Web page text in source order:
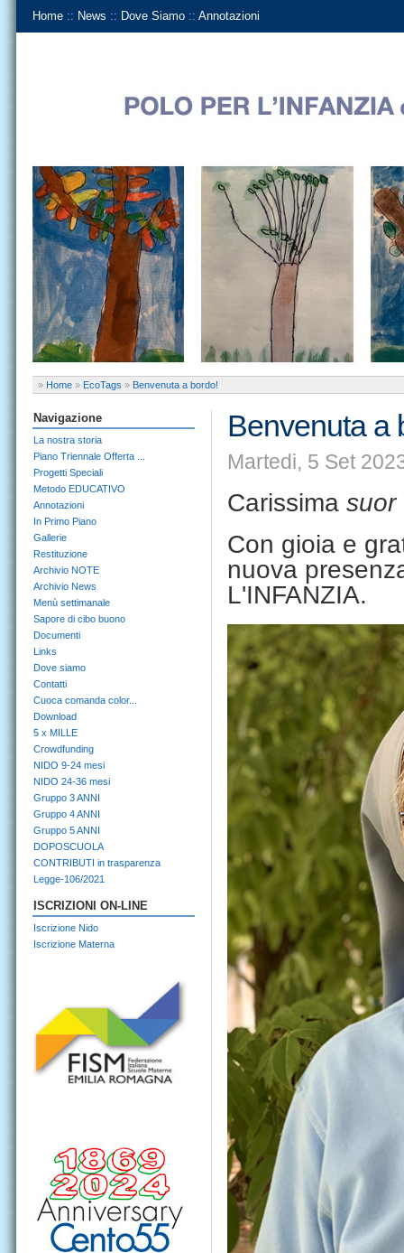
Home :: News :: Dove Siamo :: Annotazioni
» Home » EcoTags » Benvenuta a bordo!
Benvenuta a
Martedi, 5 Set
Carissima suor
Con gioia e
nuova
L'INFANZIA.
Navigazione
La nostra storia
Piano Triennale Offerta ...
Progetti Speciali
Metodo EDUCATIVO
Annotazioni
In Primo Piano
Gallerie
Restituzione
Archivio NOTE
Archivio News
Menù settimanale
Sapore di cibo buono
Documenti
Links
Dove siamo
Contatti
Cuoca comanda color...
Download
5 x MILLE
Crowdfunding
NIDO 9-24 mesi
NIDO 24-36 mesi
Gruppo 3 ANNI
Gruppo 4 ANNI
Gruppo 5 ANNI
DOPOSCUOLA
CONTRIBUTI in trasparenza
Legge-106/2021
ISCRIZIONI ON-LINE
Iscrizione Nido
Iscrizione Materna